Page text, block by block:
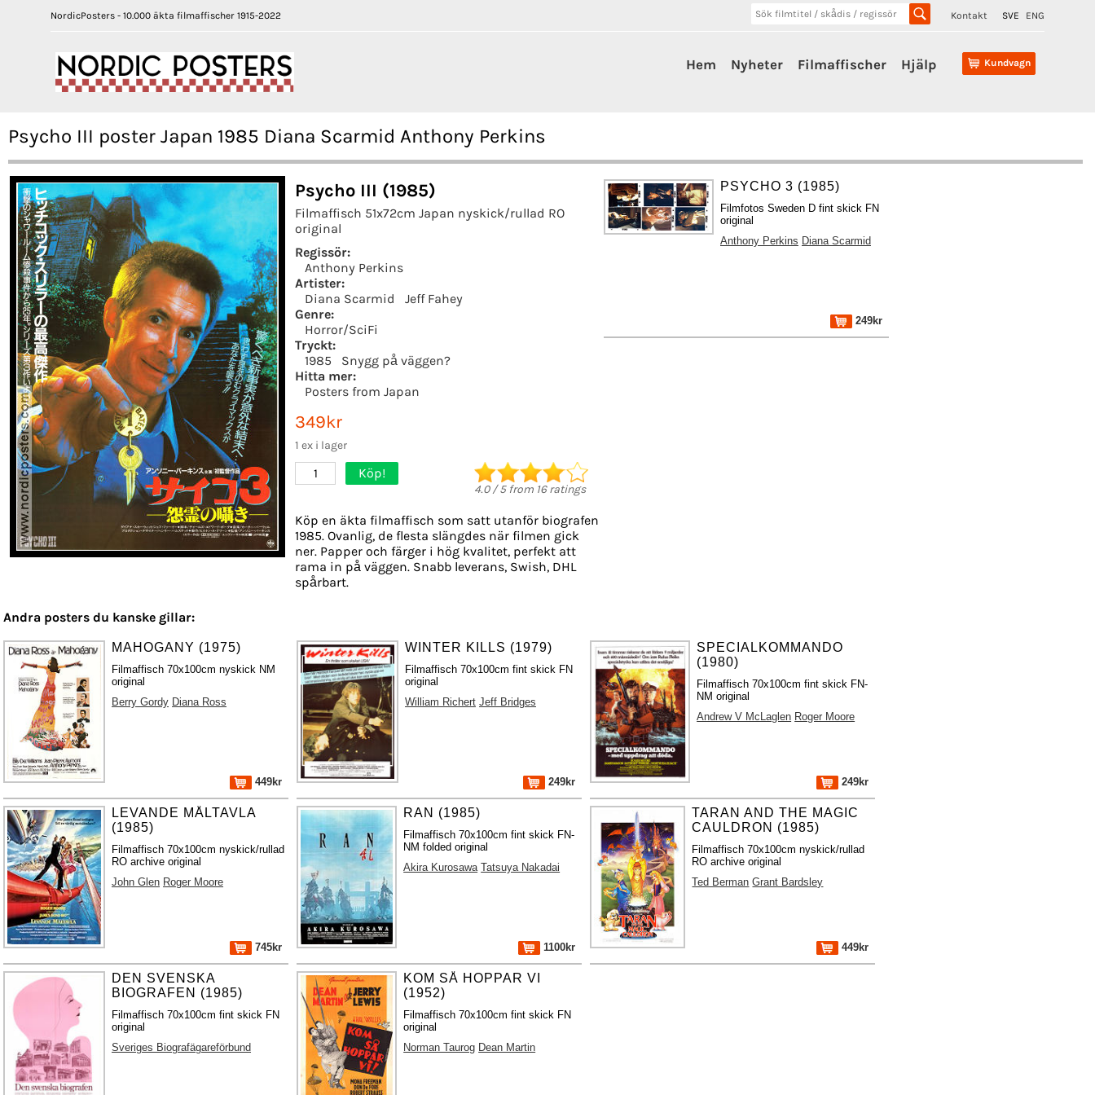
NordicPosters - 10.000 äkta filmaffischer 1915-2022 Kontakt SVE ENG
Kundvagn
Hem Nyheter Filmaffischer Hjälp
Psycho III poster Japan 1985 Diana Scarmid Anthony Perkins
Psycho III (1985)
Filmaffisch 51x72cm Japan nyskick/rullad RO
original
Regissör:
Anthony Perkins
Artister:
Diana Scarmid
Jeff Fahey
Genre:
Horror/SciFi
Tryckt:
1985
Snygg på väggen?
Hitta mer:
Posters from Japan
349kr
1 ex i lager
1 Köp!
4.0/5from 16ratings
Köp en äkta filmaffisch som satt utanför biografen
1985. Ovanlig, de flesta slängdes när filmen gick
ner. Papper och färger i hög kvalitet, perfekt att
rama in på väggen. Snabb leverans, Swish, DHL
spårbart.
PSYCHO 3 (1985)
Filmfotos Sweden D fint skick FN
original
Anthony Perkins Diana Scarmid
249kr
Andra posters du kanske gillar:
MAHOGANY (1975)
Filmaffisch 70x100cm nyskick NM
original
Berry Gordy Diana Ross
449kr
WINTER KILLS (1979)
Filmaffisch 70x100cm fint skick FN
original
William Richert Jeff Bridges
249kr
SPECIALKOMMANDO
(1980)
Filmaffisch 70x100cm fint skick FN-
NM original
Andrew V McLaglen Roger Moore
249kr
LEVANDE MÅLTAVLA
(1985)
Filmaffisch 70x100cm nyskick/rullad
RO archive original
John Glen Roger Moore
745kr
RAN (1985)
Filmaffisch 70x100cm fint skick FN-
NM folded original
Akira Kurosawa Tatsuya Nakadai
1100kr
TARAN AND THE MAGIC
CAULDRON (1985)
Filmaffisch 70x100cm nyskick/rullad
RO archive original
Ted Berman Grant Bardsley
449kr
DEN SVENSKA
BIOGRAFEN (1985)
Filmaffisch 70x100cm fint skick FN
original
Sveriges Biografägareförbund
KOM SÅ HOPPAR VI
(1952)
Filmaffisch 70x100cm fint skick FN
original
Norman Taurog Dean Martin